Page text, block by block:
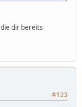
die dir bereits
#123